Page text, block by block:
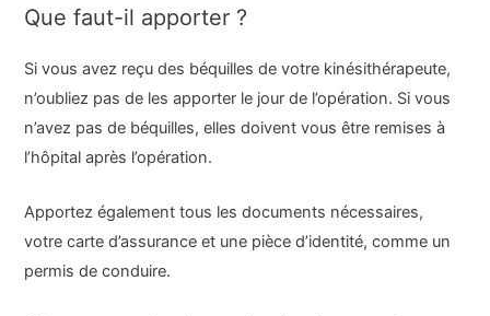
Que faut-il apporter ?
Si vous avez reçu des béquilles de votre kinésithérapeute,
n’oubliez pas de les apporter le jour de l’opération. Si vous
n’avez pas de béquilles, elles doivent vous être remises à
l’hôpital après l’opération.
Apportez également tous les documents nécessaires,
votre carte d’assurance et une pièce d’identité, comme un
permis de conduire.